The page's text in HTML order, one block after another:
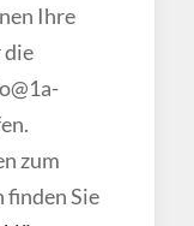
Ihre
die
zum
finden Sie